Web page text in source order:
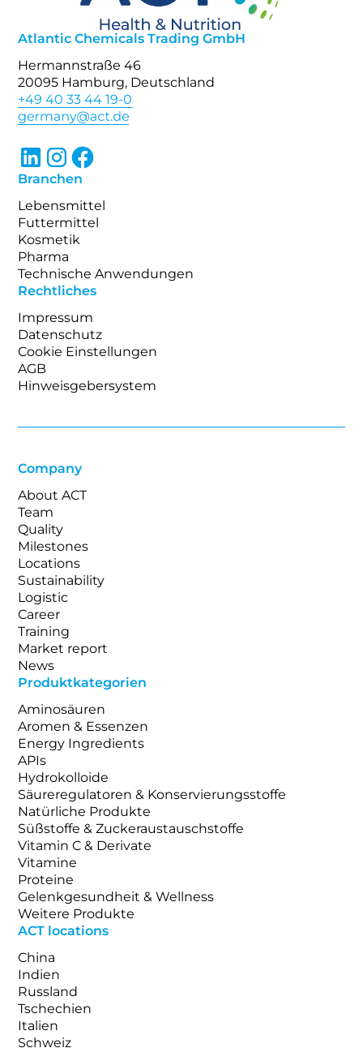
Atlantic Chemicals Trading GmbH
Hermannstraße 46
20095 Hamburg, Deutschland
+49 40 33 44 19-0
Branchen
Lebensmittel
Futtermittel
Kosmetik
Pharma
Technische Anwendungen
Rechtliches
Impressum
Datenschutz
Cookie Einstellungen
AGB
Hinweisgebersystem
Company
About ACT
Team
Quality
Milestones
Locations
Sustainability
Logistic
Career
Training
Market report
News
Produktkategorien
Aminosäuren
Aromen & Essenzen
Energy Ingredients
APIs
Hydrokolloide
Säureregulatoren & Konservierungsstoffe
Natürliche Produkte
Süßstoffe & Zuckeraustauschstoffe
Vitamin C & Derivate
Vitamine
Proteine
Gelenkgesundheit & Wellness
Weitere Produkte
ACT locations
China
Indien
Russland
Tschechien
Italien
Schweiz